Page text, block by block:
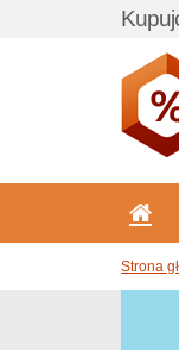
Strona